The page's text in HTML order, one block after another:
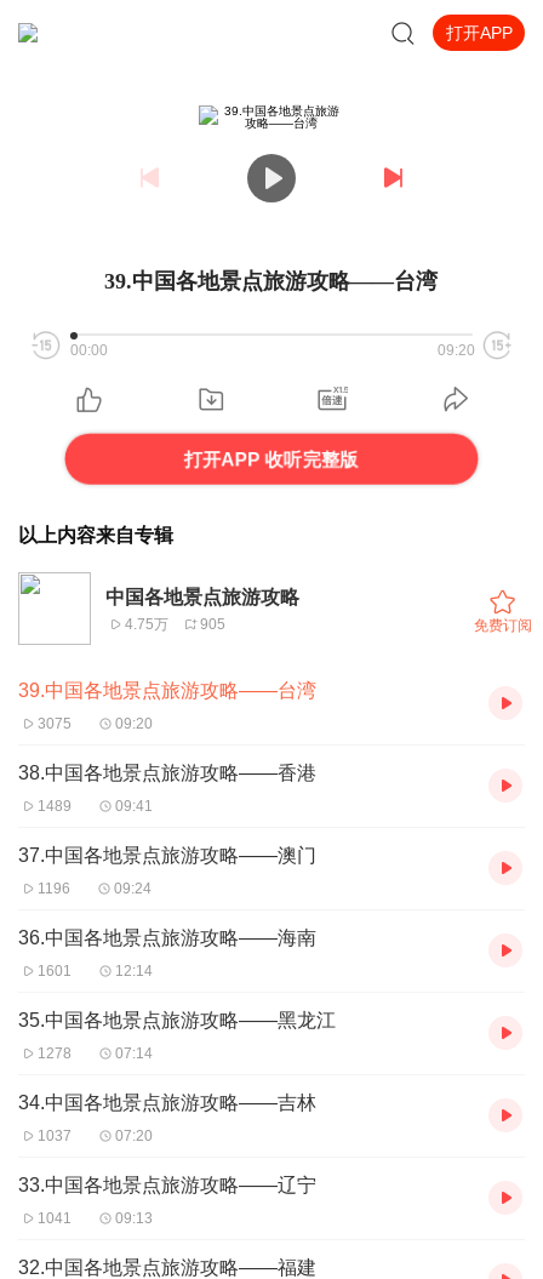
打开APP
39.中国各地景点旅游攻略——台湾
00:00 09:20
打开APP 收听完整版
以上内容来自专辑
中国各地景点旅游攻略
4.75万 905 免费订阅
39.中国各地景点旅游攻略——台湾
3075 09:20
38.中国各地景点旅游攻略——香港
1489 09:41
37.中国各地景点旅游攻略——澳门
1196 09:24
36.中国各地景点旅游攻略——海南
1601 12:14
35.中国各地景点旅游攻略——黑龙江
1278 07:14
34.中国各地景点旅游攻略——吉林
1037 07:20
33.中国各地景点旅游攻略——辽宁
1041 09:13
32.中国各地景点旅游攻略——福建